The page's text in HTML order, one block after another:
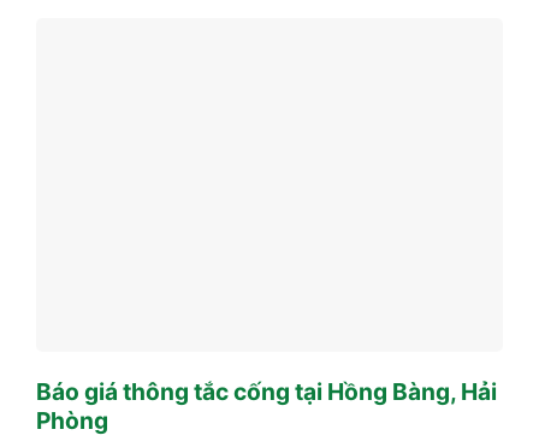
Báo giá thông tắc cống tại Hồng Bàng, Hải
Phòng